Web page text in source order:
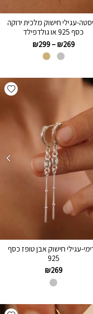
עגילי חישוק מלכית ירוקה
כסף 925 או גולדפילד
₪269
–
₪299
עגילי חישוק אבן טופז כסף
925
₪269